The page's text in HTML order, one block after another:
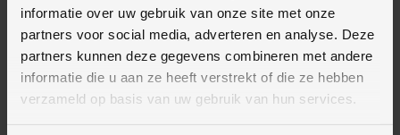
informatie over uw gebruik van onze site met onze
partners voor social media, adverteren en analyse. Deze
partners kunnen deze gegevens combineren met andere
informatie die u aan ze heeft verstrekt of die ze hebben
verzameld op basis van uw gebruik van hun services.
BETAALMETHODES
JE KUNT BIJ ONS BETALEN MET: